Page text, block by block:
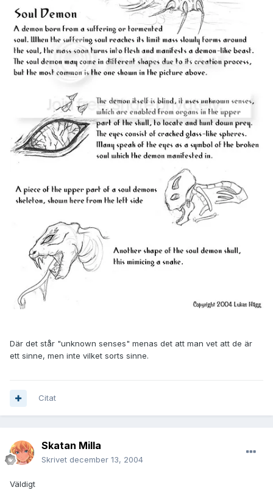
Där det står "unknown senses" menas det att man vet att de är
ett sinne, men inte vilket sorts sinne.
Citat
Skatan Milla
Skrivet december 13, 2004
Väldigt